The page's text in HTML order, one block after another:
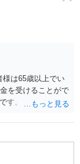
様は65歳以上でい
を受けることがで
す。一ヶ月程度の
（高年齢被保険者